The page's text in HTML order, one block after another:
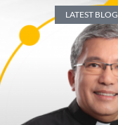
LATEST BLOG